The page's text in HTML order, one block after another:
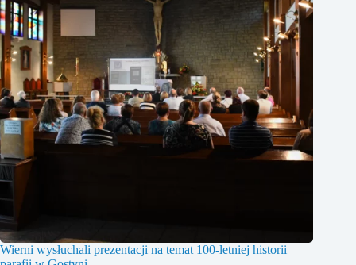
Wierni wysłuchali prezentacji na temat 100-letniej historii